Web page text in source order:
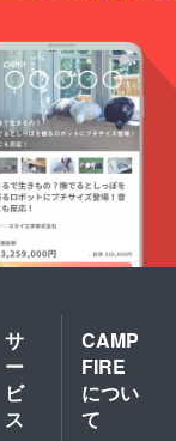
のクレ
ジット
は、今
回制作
予定の
Live2D
モデル
とその
コスプ
（デジ
む）に
お名前
をテキ
ストで
クレ
ジット
させて
100mm
×150m
mサイ
ズを予
定して
おりま
す ※3次
元オリ
ジナル
は1分前
おり、
ダウン
ロード
URLを
メール
にて送
付させ
す。 ・
スタッ
フが同
行しま
すが、
ぷおぷ
おと支
援者様
の分の
ご負担
このプ
ランで
は1名の
み参加
いただ
けま
サ
ー
ビ
ス
CAMP
FIRE
につい
て